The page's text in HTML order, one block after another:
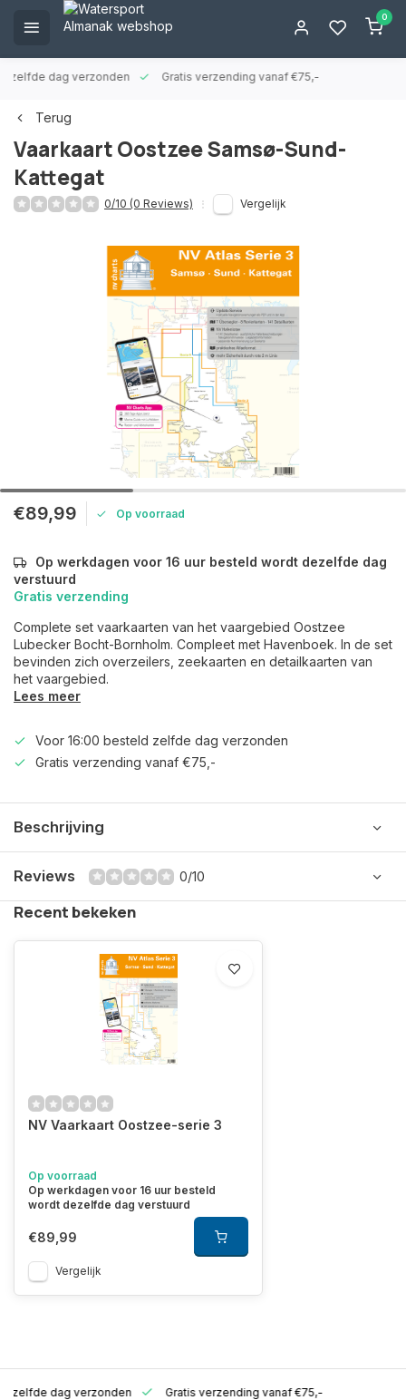
0
zelfde dag verzonden Gratis verzending vanaf €75,-
Terug
Vaarkaart Oostzee Samsø-Sund-
Kattegat
0/10 (0 Reviews) Vergelijk
€89,99 Op voorraad
Op werkdagen voor 16 uur besteld wordt dezelfde dag
verstuurd
Gratis verzending
Complete set vaarkaarten van het vaargebied Oostzee
Lubecker Bocht-Bornholm. Compleet met Havenboek. In de set
bevinden zich overzeilers, zeekaarten en detailkaarten van
het vaargebied.
Lees meer
Voor 16:00 besteld zelfde dag verzonden
Gratis verzending vanaf €75,-
Beschrijving
Reviews 0/10
Recent bekeken
NV Vaarkaart Oostzee-serie 3
Op voorraad
Op werkdagen voor 16 uur besteld
wordt dezelfde dag verstuurd
€89,99
Vergelijk
zelfde dag verzonden Gratis verzending vanaf €75,-